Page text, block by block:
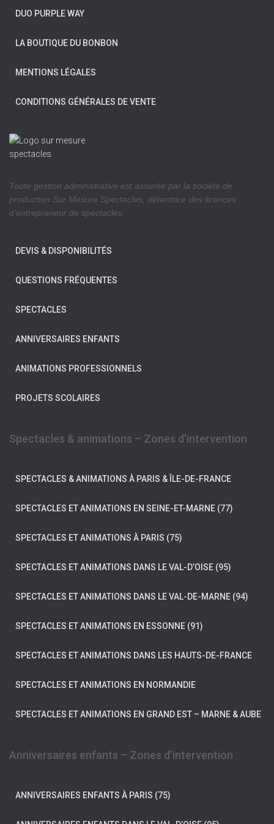
DUO PURPLE WAY
LA BOUTIQUE DU BONBON
MENTIONS LÉGALES
CONDITIONS GÉNÉRALES DE VENTE
Toute gestion administrative est assurée par la société de
production Sur Mesure Spectacles, détentrice des licences
d’entrepreneur de spectacles.
DEVIS & DISPONIBILITÉS
QUESTIONS FRÉQUENTES
SPECTACLES
ANNIVERSAIRES ENFANTS
ANIMATIONS PROFESSIONNELS
PROJETS SCOLAIRES
Spectacles & animations – Zones d’intervention
SPECTACLES & ANIMATIONS À PARIS & ÎLE-DE-FRANCE
SPECTACLES ET ANIMATIONS EN SEINE-ET-MARNE (77)
SPECTACLES ET ANIMATIONS À PARIS (75)
SPECTACLES ET ANIMATIONS DANS LE VAL-D’OISE (95)
SPECTACLES ET ANIMATIONS DANS LE VAL-DE-MARNE (94)
SPECTACLES ET ANIMATIONS EN ESSONNE (91)
SPECTACLES ET ANIMATIONS DANS LES HAUTS-DE-FRANCE
SPECTACLES ET ANIMATIONS EN NORMANDIE
SPECTACLES ET ANIMATIONS EN GRAND EST – MARNE & AUBE
Anniversaires enfants – Zones d’intervention
ANNIVERSAIRES ENFANTS À PARIS (75)